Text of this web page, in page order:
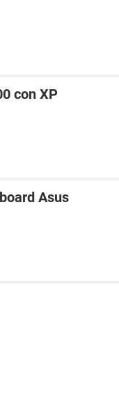
con XP
Asus